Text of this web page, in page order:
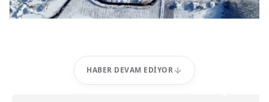
HABER DEVAM EDIYOR